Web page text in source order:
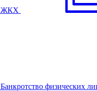
ЖКХ
Банкротство физических